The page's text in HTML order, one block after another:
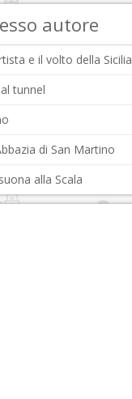
autore
e il volto della Sicilia
tunnel
di San Martino
alla Scala